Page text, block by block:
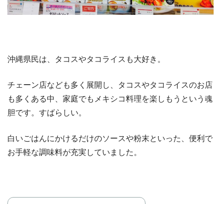
沖縄県民は、タコスやタコライスも大好き。
チェーン店なども多く展開し、タコスやタコライスのお店
も多くある中、家庭でもメキシコ料理を楽しもうという魂
胆です。すばらしい。
白いごはんにかけるだけのソースや粉末といった、便利で
お手軽な調味料が充実していました。